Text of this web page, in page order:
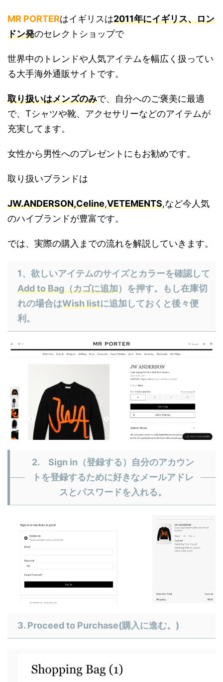
MR PORTERはイギリスは2011年にイギリス、ロン
ドン発のセレクトショップで
世界中のトレンドや人気アイテムを幅広く扱ってい
る大手海外通販サイトです。
取り扱いはメンズのみで、自分へのご褒美に最適
で、Tシャツや靴、アクセサリーなどのアイテムが
充実してます。
女性から男性へのプレゼントにもお勧めです。
取り扱いブランドは
JW.ANDERSON,Celine,VETEMENTS,など今人気
のハイブランドが豊富です。
では、実際の購入までの流れを解説していきます。
1、欲しいアイテムのサイズとカラーを確認して
Add to Bag（カゴに追加）を押す。もし在庫切
れの場合はWish listに追加しておくと後々便
利。
2. Sign in（登録する）自分のアカウン
トを登録するために好きなメールアドレ
スとパスワードを入れる。
3. Proceed to Purchase(購入に進む。)